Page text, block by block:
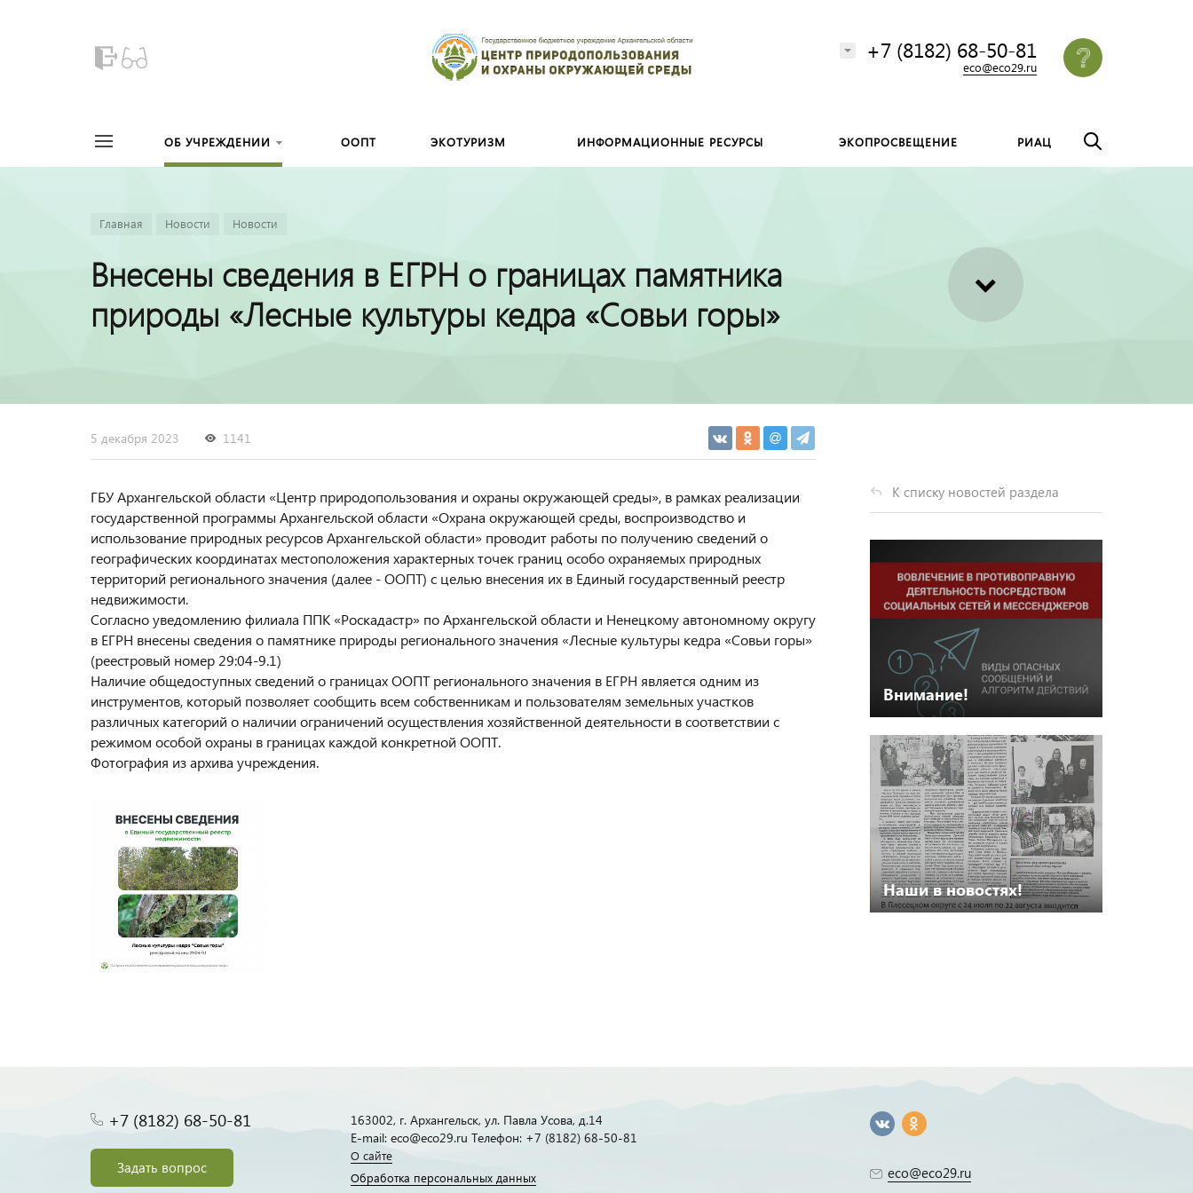
+7 (8182) 68-50-81
eco@eco29.ru
ОБ УЧРЕЖДЕНИИ ООПТ ЭКОТУРИЗМ ИНФОРМАЦИОННЫЕ РЕСУРСЫ ЭКОПРОСВЕЩЕНИЕ РИАЦ
Главная Новости Новости
Внесены сведения в ЕГРН о границах памятника
природы «Лесные культуры кедра «Совьи горы»
К списку новостей раздела
Внимание!
Наши в новостях!
5 декабря 2023 1141
ГБУ Архангельской области «Центр природопользования и охраны окружающей среды», в рамках реализации
государственной программы Архангельской области «Охрана окружающей среды, воспроизводство и
использование природных ресурсов Архангельской области» проводит работы по получению сведений о
географических координатах местоположения характерных точек границ особо охраняемых природных
территорий регионального значения (далее - ООПТ) с целью внесения их в Единый государственный реестр
недвижимости.
Согласно уведомлению филиала ППК «Роскадастр» по Архангельской области и Ненецкому автономному округу
в ЕГРН внесены сведения о памятнике природы регионального значения «Лесные культуры кедра «Совьи горы»
(реестровый номер 29:04-9.1)
Наличие общедоступных сведений о границах ООПТ регионального значения в ЕГРН является одним из
инструментов, который позволяет сообщить всем собственникам и пользователям земельных участков
различных категорий о наличии ограничений осуществления хозяйственной деятельности в соответствии с
режимом особой охраны в границах каждой конкретной ООПТ.
Фотография из архива учреждения.
+7 (8182) 68-50-81
Задать вопрос
163002, г. Архангельск, ул. Павла Усова, д.14
E-mail: eco@eco29.ru Телефон: +7 (8182) 68-50-81
О сайте
Обработка персональных данных
eco@eco29.ru